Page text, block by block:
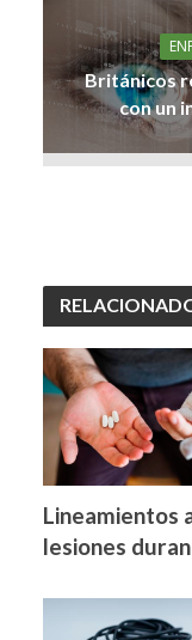
Británicos
con un
Lineamientos
lesiones